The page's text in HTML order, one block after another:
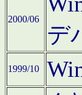
2000/06
デ
1999/10